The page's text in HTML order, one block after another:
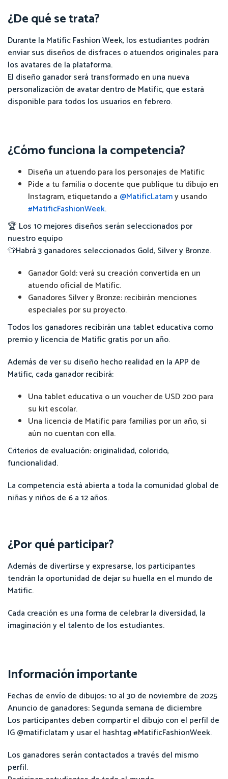
¿De qué se trata?
Durante la Matific Fashion Week, los estudiantes podrán
enviar sus diseños de disfraces o atuendos originales para
los avatares de la plataforma.
El diseño ganador será transformado en una nueva
personalización de avatar dentro de Matific, que estará
disponible para todos los usuarios en febrero.
¿Cómo funciona la competencia?
Diseña un atuendo para los personajes de Matific
Pide a tu familia o docente que publique tu dibujo en
Instagram, etiquetando a @MatificLatamy usando
#MatificFashionWeek.
🏆 Los 10 mejores diseños serán seleccionados por
nuestro equipo
👕Habrá 3 ganadores seleccionados Gold, Silver y Bronze.
Ganador Gold: verá su creación convertida en un
atuendo oficial de Matific.
Ganadores Silver y Bronze: recibirán menciones
especiales por su proyecto.
Todos los ganadores recibirán una tablet educativa como
premio y licencia de Matific gratis por un año.
Además de ver su diseño hecho realidad en la APP de
Matific, cada ganador recibirá:
Una tablet educativa o un voucher de USD 200 para
su kit escolar.
Una licencia de Matific para familias por un año, si
aún no cuentan con ella.
Criterios de evaluación: originalidad, colorido,
funcionalidad.
La competencia está abierta a toda la comunidad global de
niñas y niños de 6 a 12 años.
¿Por qué participar?
Además de divertirse y expresarse, los participantes
tendrán la oportunidad de dejar su huella en el mundo de
Matific.
Cada creación es una forma de celebrar la diversidad, la
imaginación y el talento de los estudiantes.
Información importante
Fechas de envío de dibujos: 10 al 30 de noviembre de 2025
Anuncio de ganadores: Segunda semana de diciembre
Los participantes deben compartir el dibujo con el perfil de
IG @matificlatam y usar el hashtag #MatificFashionWeek.
Los ganadores serán contactados a través del mismo
perfil.